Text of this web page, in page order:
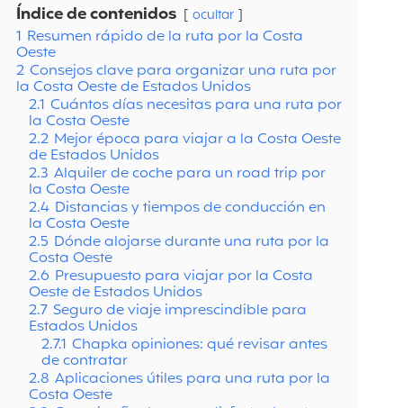
Índice de contenidos ocultar
1 Resumen rápido de la ruta por la Costa
Oeste
2 Consejos clave para organizar una ruta por
la Costa Oeste de Estados Unidos
2.1 Cuántos días necesitas para una ruta por
la Costa Oeste
2.2 Mejor época para viajar a la Costa Oeste
de Estados Unidos
2.3 Alquiler de coche para un road trip por
la Costa Oeste
2.4 Distancias y tiempos de conducción en
la Costa Oeste
2.5 Dónde alojarse durante una ruta por la
Costa Oeste
2.6 Presupuesto para viajar por la Costa
Oeste de Estados Unidos
2.7 Seguro de viaje imprescindible para
Estados Unidos
2.7.1 Chapka opiniones: qué revisar antes
de contratar
2.8 Aplicaciones útiles para una ruta por la
Costa Oeste